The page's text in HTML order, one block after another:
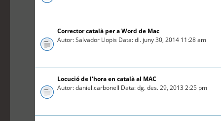
Corrector català per a Word de Mac
Autor: Salvador Llopis Data: dl. juny 30, 2014 11:28 am
Locució de l'hora en català al MAC
Autor: daniel.carbonell Data: dg. des. 29, 2013 2:25 pm